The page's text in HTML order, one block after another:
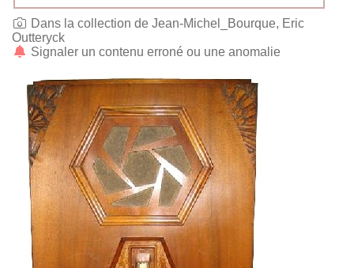
Dans la collection de Jean-Michel_Bourque, Eric
Outteryck
Signaler un contenu erroné ou une anomalie